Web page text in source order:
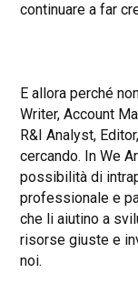
continuare a far
E allora perché
Writer, Account
R&I Analyst,
cercando. In We
possibilità di
professionale e
che li aiutino a
risorse giuste e
noi.